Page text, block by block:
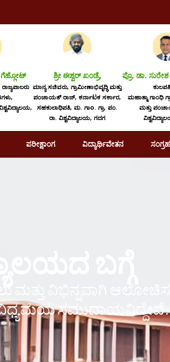
ಗೆಹ್ಲೋಟ್ ಶ್ರೀ ಈಶ್ವರ್ ಖಂಡ್ರೆ,
ಮಾನ್ಯ ಸಚಿವರು, ಗ್ರಾಮೀಣಾಭಿವೃದ್ಧಿ ಮತ್ತು
ಪಂಚಾಯತ್ ರಾಜ್, ಕರ್ನಾಟಕ ಸರ್ಕಾರ,
ಸಹಕುಲಾಧಿಪತಿ, ಮ. ಗಾo. ಗ್ರಾ. ಪಂ.
ರಾ. ವಿಶ್ವವಿದ್ಯಾಲಯ, ಗದಗ
ಪ್ರೊ. ಡಾ.
ಮಹಾತ್ಮಾ ಗಾಂಧಿ
ಮತ್ತು
ಪರೀಕ್ಷಾಂಗ ವಿದ್ಯಾರ್ಥಿವೇತನ
ಸಮುದಾಯವಿದ್ದೇವೆ.